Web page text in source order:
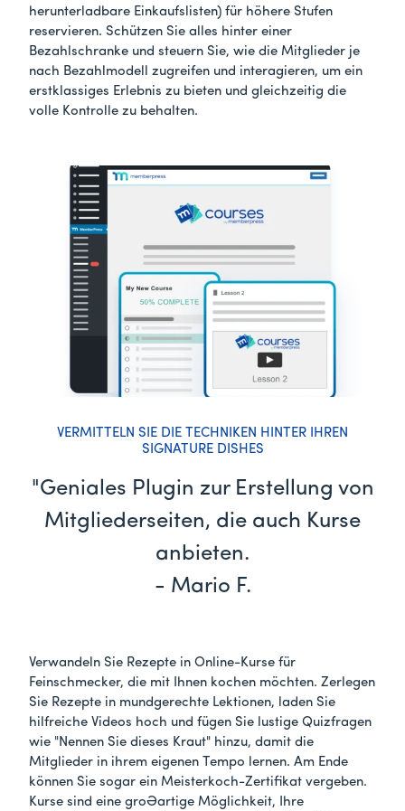
herunterladbare Einkaufslisten) für höhere Stufen
reservieren. Schützen Sie alles hinter einer
Bezahlschranke und steuern Sie, wie die Mitglieder je
nach Bezahlmodell zugreifen und interagieren, um ein
erstklassiges Erlebnis zu bieten und gleichzeitig die
volle Kontrolle zu behalten.
VERMITTELN SIE DIE TECHNIKEN HINTER IHREN
SIGNATURE DISHES
"Geniales Plugin zur Erstellung von
Mitgliederseiten, die auch Kurse
anbieten.
- Mario F.
Verwandeln Sie Rezepte in Online-Kurse für
Feinschmecker, die mit Ihnen kochen möchten. Zerlegen
Sie Rezepte in mundgerechte Lektionen, laden Sie
hilfreiche Videos hoch und fügen Sie lustige Quizfragen
wie "Nennen Sie dieses Kraut" hinzu, damit die
Mitglieder in ihrem eigenen Tempo lernen. Am Ende
können Sie sogar ein Meisterkoch-Zertifikat vergeben.
Kurse sind eine großartige Möglichkeit, Ihre